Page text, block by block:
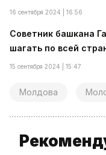
16 сентября 2024 | 16:56
Советник башкана
шагать по всей
15 сентября 2024 | 15:47
Молдова